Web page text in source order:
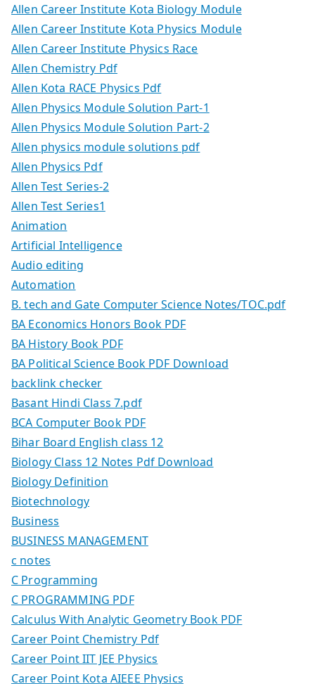
Allen Career Institute Kota Biology Module
Allen Career Institute Kota Physics Module
Allen Career Institute Physics Race
Allen Chemistry Pdf
Allen Kota RACE Physics Pdf
Allen Physics Module Solution Part-1
Allen Physics Module Solution Part-2
Allen physics module solutions pdf
Allen Physics Pdf
Allen Test Series-2
Allen Test Series1
Animation
Artificial Intelligence
Audio editing
Automation
B. tech and Gate Computer Science Notes/TOC.pdf
BA Economics Honors Book PDF
BA History Book PDF
BA Political Science Book PDF Download
backlink checker
Basant Hindi Class 7.pdf
BCA Computer Book PDF
Bihar Board English class 12
Biology Class 12 Notes Pdf Download
Biology Definition
Biotechnology
Business
BUSINESS MANAGEMENT
c notes
C Programming
C PROGRAMMING PDF
Calculus With Analytic Geometry Book PDF
Career Point Chemistry Pdf
Career Point IIT JEE Physics
Career Point Kota AIEEE Physics